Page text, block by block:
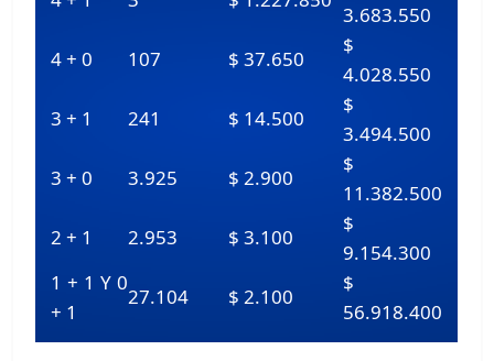
3.683.550
4 + 0
107 $ 37.650
$
4.028.550
3 + 1
241 $ 14.500
$
3.494.500
3 + 0
3.925 $ 2.900
$
11.382.500
2 + 1
2.953 $ 3.100
$
9.154.300
1 + 1 Y 0
+ 1
27.104 $ 2.100
$
56.918.400